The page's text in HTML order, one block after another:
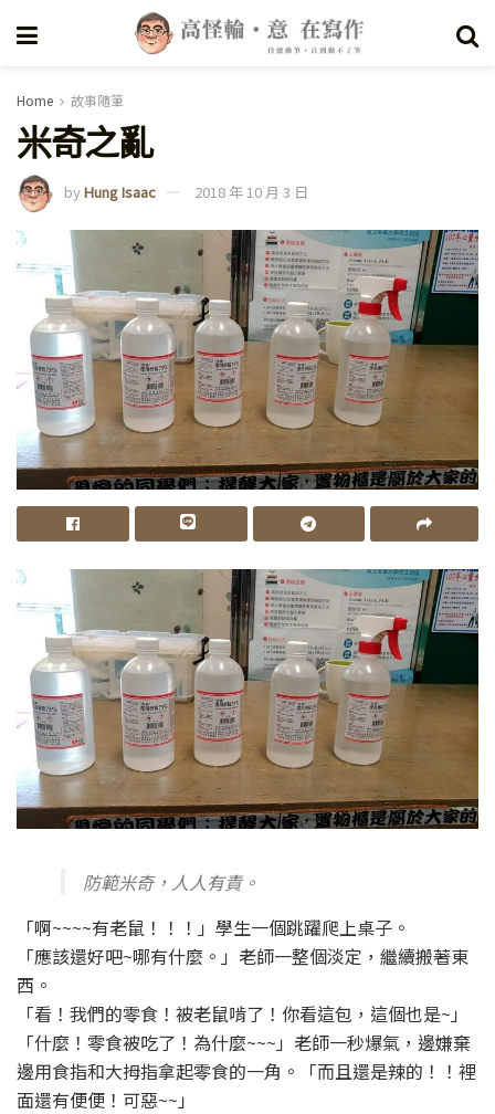
Home 故事隨筆
米奇之亂
byHung Isaac 2018 年 10 月 3 日
防範米奇，人人有責。
「啊~~~~有老鼠！！！」學生一個跳躍爬上桌子。
「應該還好吧~哪有什麼。」老師一整個淡定，繼續搬著東
西。
「看！我們的零食！被老鼠啃了！你看這包，這個也是~」
「什麼！零食被吃了！為什麼~~~」老師一秒爆氣，邊嫌棄
邊用食指和大拇指拿起零食的一角。「而且還是辣的！！裡
面還有便便！可惡~~」